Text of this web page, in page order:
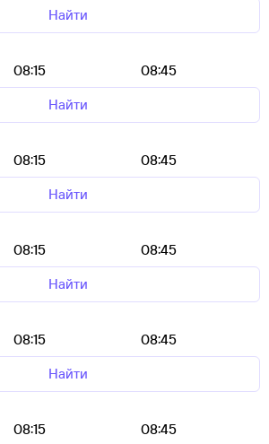
Найти
08:15
08:45
Найти
08:15
08:45
Найти
08:15
08:45
Найти
08:15
08:45
Найти
08:15
08:45